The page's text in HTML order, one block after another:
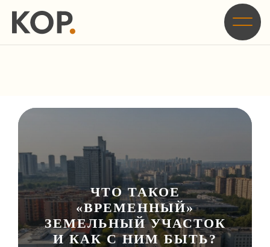
ЧТО ТАКОЕ
«ВРЕМЕННЫЙ»
ЗЕМЕЛЬНЫЙ УЧАСТОК
И КАК С НИМ БЫТЬ?